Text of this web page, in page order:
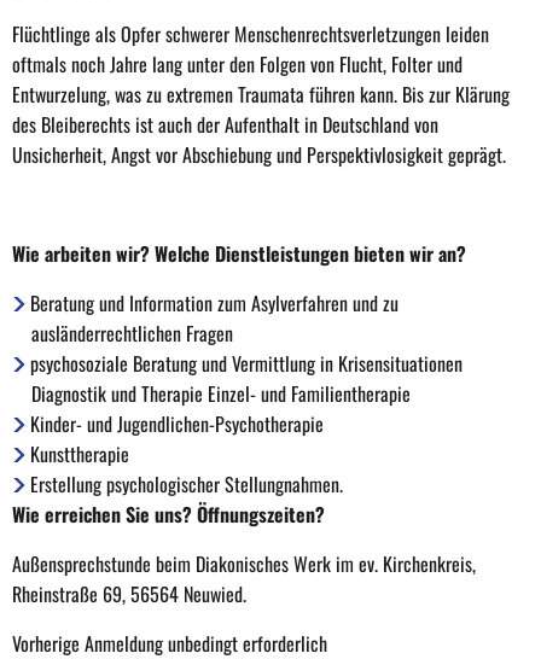
Flüchtlinge als Opfer schwerer Menschenrechtsverletzungen leiden
oftmals noch Jahre lang unter den Folgen von Flucht, Folter und
Entwurzelung, was zu extremen Traumata führen kann. Bis zur Klärung
des Bleiberechts ist auch der Aufenthalt in Deutschland von
Unsicherheit, Angst vor Abschiebung und Perspektivlosigkeit geprägt.
Wie arbeiten wir? Welche Dienstleistungen bieten wir an?
Beratung und Information zum Asylverfahren und zu
ausländerrechtlichen Fragen
psychosoziale Beratung und Vermittlung in Krisensituationen
Diagnostik und Therapie Einzel- und Familientherapie
Kinder- und Jugendlichen-Psychotherapie
Kunsttherapie
Erstellung psychologischer Stellungnahmen.
Wie erreichen Sie uns? Öffnungszeiten?
Außensprechstunde beim Diakonisches Werk im ev. Kirchenkreis,
Rheinstraße 69, 56564 Neuwied.
Vorherige Anmeldung unbedingt erforderlich